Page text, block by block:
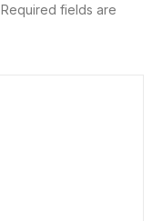
Required fields are